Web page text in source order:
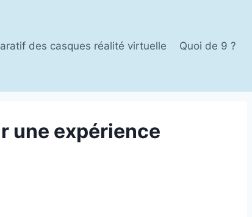
des casques réalité virtuelle Quoi de 9 ?
une expérience